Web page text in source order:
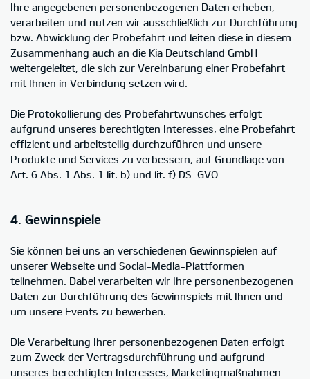
Ihre angegebenen personenbezogenen Daten erheben,
verarbeiten und nutzen wir ausschließlich zur Durchführung
bzw. Abwicklung der Probefahrt und leiten diese in diesem
Zusammenhang auch an die Kia Deutschland GmbH
weitergeleitet, die sich zur Vereinbarung einer Probefahrt
mit Ihnen in Verbindung setzen wird.
Die Protokollierung des Probefahrtwunsches erfolgt
aufgrund unseres berechtigten Interesses, eine Probefahrt
effizient und arbeitsteilig durchzuführen und unsere
Produkte und Services zu verbessern, auf Grundlage von
Art. 6 Abs. 1 Abs. 1 lit. b) und lit. f) DS-GVO
4. Gewinnspiele
Sie können bei uns an verschiedenen Gewinnspielen auf
unserer Webseite und Social-Media-Plattformen
teilnehmen. Dabei verarbeiten wir Ihre personenbezogenen
Daten zur Durchführung des Gewinnspiels mit Ihnen und
um unsere Events zu bewerben.
Die Verarbeitung Ihrer personenbezogenen Daten erfolgt
zum Zweck der Vertragsdurchführung und aufgrund
unseres berechtigten Interesses, Marketingmaßnahmen